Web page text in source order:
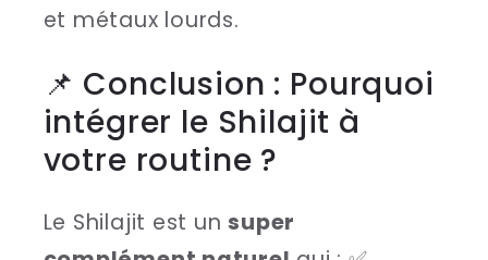
et métaux lourds.
📌 Conclusion : Pourquoi
intégrer le Shilajit à
votre routine ?
Le Shilajit est unsuper